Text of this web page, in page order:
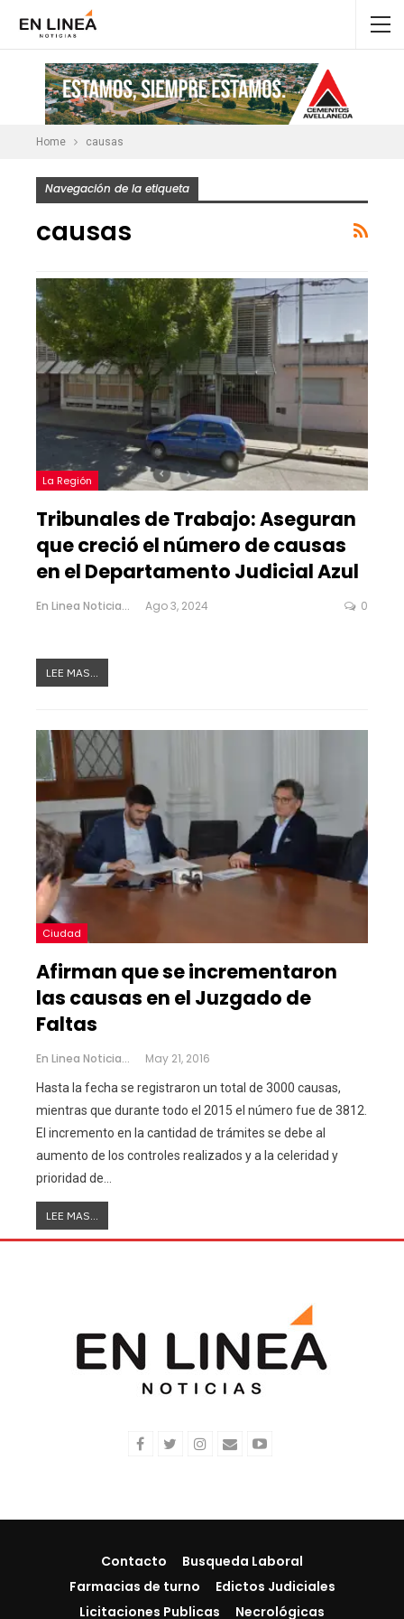
Home causas
Navegación de la etiqueta
causas
La Región
Tribunales de Trabajo: Aseguran
que creció el número de causas
en el Departamento Judicial Azul
En Linea Noticias Ago 3, 2024 0
LEE MAS...
Ciudad
Afirman que se incrementaron
las causas en el Juzgado de
Faltas
En Linea Noticias May 21, 2016
Hasta la fecha se registraron un total de 3000 causas,
mientras que durante todo el 2015 el número fue de 3812.
El incremento en la cantidad de trámites se debe al
aumento de los controles realizados y a la celeridad y
prioridad de…
LEE MAS...
Contacto
Busqueda Laboral
Farmacias de turno
Edictos Judiciales
Licitaciones Publicas
Necrológicas